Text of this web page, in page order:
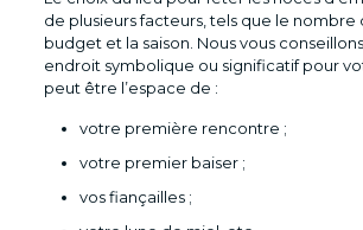
de plusieurs facteurs, tels que le nombre
budget et la saison. Nous vous
endroit symbolique ou significatif pour
peut être l’espace de :
votre première rencontre ;
votre premier baiser ;
vos fiançailles ;